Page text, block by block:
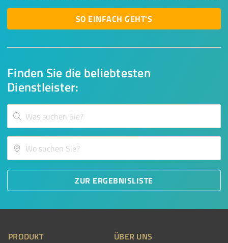
Finden Sie die beliebtesten
Dienstleister:
ZUR ERGEBNISLISTE
SO EINFACH GEHT'S
PRODUKT ÜBER UNS